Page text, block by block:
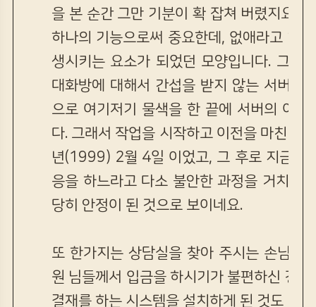
을 본 순간 그만 기분이 확 잡쳐 버렸지요.
하나의 기능으로써 중요한데, 없애라고 하
생시키는 요소가 되었던 모양입니다. 그래
대화방에 대해서 간섭을 받지 않는 서버를
으로 여기저기 물색을 한 끝에 서버의 이전
다. 그래서 작업을 시작하고 이전을 마친 것
년(1999) 2월 4일 이었고, 그 후로 지금까
응을 하느라고 다소 불안한 과정을 거치게
당히 안정이 된 것으로 보이네요.
또 한가지는 상담실을 찾아 주시는 손님이
원 님들께서 입금을 하시기가 불편하신 경
결재를 하는 시스템을 설치하게 된 것도 빼